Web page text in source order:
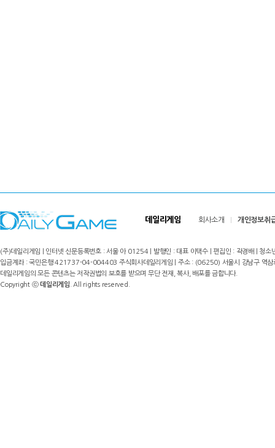
데일리게임 회사소개 개인정보취
(주)데일리게임 | 인터넷 신문등록번호 : 서울 아 01254 | 발행인 : 대표 이택수 | 편집인 : 곽경배 |
입금계좌 : 국민은행 421737-04-004403 주식회사데일리게임 | 주소 : (06250) 서울시 강남구
데일리게임의 모든 콘텐츠는 저작권법의 보호를 받으며 무단 전재, 복사, 배포를 금합니다.
Copyright ⓒ데일리게임 . All rights reserved.